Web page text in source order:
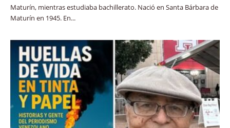
Maturín, mientras estudiaba bachillerato. Nació en Santa Bárbara de
Maturín en 1945. En...